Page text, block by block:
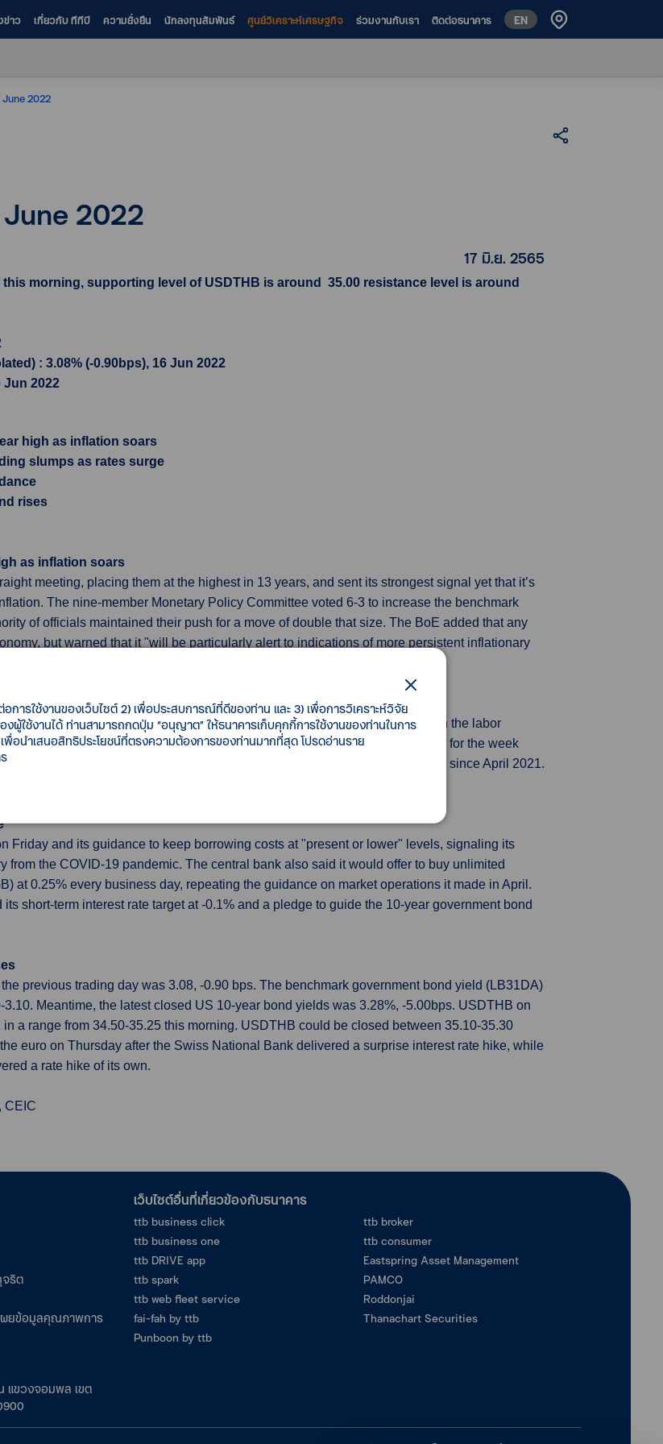
ข่าว เกี่ยวกับ ทีทีบี ความยั่งยืน นักลงทุนสัมพันธ์ ศูนย์วิเคราะห์เศรษฐกิจ ร่วมงานกับเรา ติดต่อธนาคาร EN
2022
2022
17 มิ.ย. 2565
this morning, supporting level of USDTHB is around 35.00 resistance level is around
: 3.08% (-0.90bps), 16 Jun 2022
Jun 2022
high as inflation soars
slumps as rates surge
rises
as inflation soars
meeting, placing them at the highest in 13 years, and sent its strongest signal yet that it’s
The nine-member Monetary Policy Committee voted 6-3 to increase the benchmark
of officials maintained their push for a move of double that size. The BoE added that any
but warned that it "will be particularly alert to indications of more persistent inflationary
as rates surge
benefits fell less than expected last week, suggesting some cooling in the labor
state unemployment benefits slipped 3,000 to a seasonally adjusted 229,000 for the week
adjusted annual rate of 1.549 million units last month, the lowest level since April 2021.
this week to a 13-1/2-year high of 5.78%
Friday and its guidance to keep borrowing costs at "present or lower" levels, signaling its
from the COVID-19 pandemic. The central bank also said it would offer to buy unlimited
at 0.25% every business day, repeating the guidance on market operations it made in April.
short-term interest rate target at -0.1% and a pledge to guide the 10-year government bond
previous trading day was 3.08, -0.90 bps. The benchmark government bond yield (LB31DA)
Meantime, the latest closed US 10-year bond yields was 3.28%, -5.00bps. USDTHB on
a range from 34.50-35.25 this morning. USDTHB could be closed between 35.10-35.30
euro on Thursday after the Swiss National Bank delivered a surprise interest rate hike, while
a rate hike of its own.
CEIC
อการใช้งานของเว็บไซต์ 2) เพื่อประสบการณ์ที่ดีของท่าน และ 3) เพื่อการวิเคราะห์วิจัย
งผู้ใช้งานได้ ท่านสามารถกดปุ่ม “อนุญาต” ให้ธนาคารเก็บคุกกี้การใช้งานของท่านในการ
พื่อนำเสนอสิทธิประโยชน์ที่ตรงความต้องการของท่านมากที่สุด โปรดอ่านราย
จริต
ผยข้อมูลคุณภาพการ
เว็บไซต์อื่นที่เกี่ยวข้องกับธนาคาร
ttb business click
ttb business one
ttb DRIVE app
ttb spark
ttb web fleet service
fai-fah by ttb
Punboon by ttb
ttb broker
ttb consumer
Eastspring Asset Management
PAMCO
Roddonjai
Thanachart Securities
แขวงจอมพล เขต